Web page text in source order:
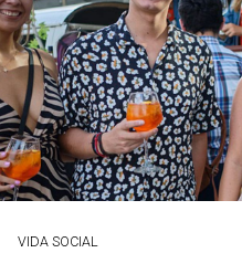
VIDA SOCIAL